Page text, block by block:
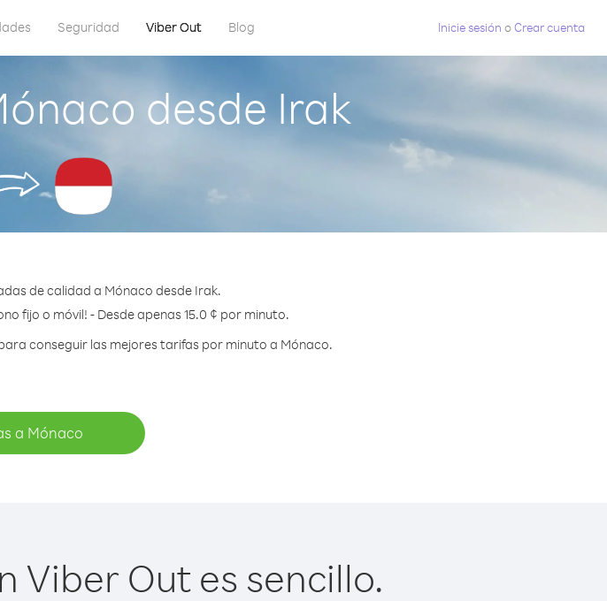
Seguridad Viber Out Blog Inicie sesión oCrear cuenta
desde Irak
de calidad a Mónaco desde Irak.
fijo o móvil! - Desde apenas 15.0 ¢ por minuto.
conseguir las mejores tarifas por minuto a Mónaco.
a Mónaco
Viber Out es sencillo.